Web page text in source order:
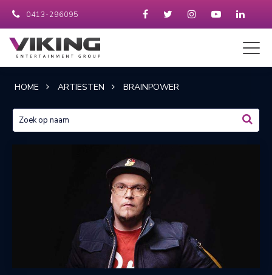
0413-296095
HOME ARTIESTEN BRAINPOWER